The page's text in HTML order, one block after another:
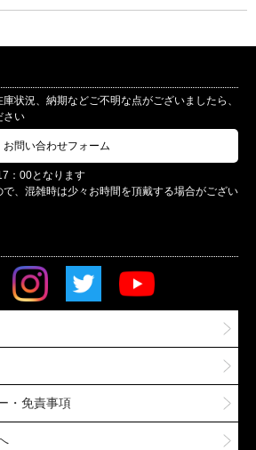
状況、納期などご不明な点がございましたら、
さい
お問い合わせフォーム
：00となります
、混雑時は少々お時間を頂戴する場合がござい
・免責事項